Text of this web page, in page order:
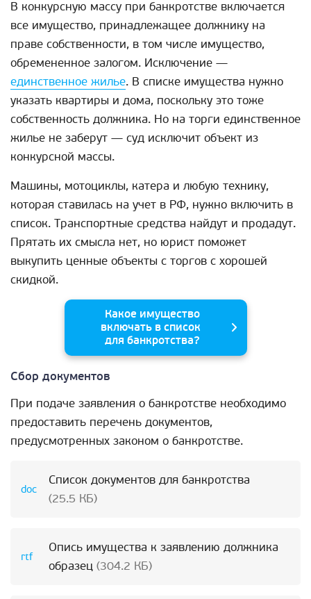
В конкурсную массу при банкротстве включается
все имущество, принадлежащее должнику на
праве собственности, в том числе имущество,
обремененное залогом. Исключение —
единственное жилье. В списке имущества нужно
указать квартиры и дома, поскольку это тоже
собственность должника. Но на торги единственное
жилье не заберут — суд исключит объект из
конкурсной массы.
Машины, мотоциклы, катера и любую технику,
которая ставилась на учет в РФ, нужно включить в
список. Транспортные средства найдут и продадут.
Прятать их смысла нет, но юрист поможет
выкупить ценные объекты с торгов с хорошей
скидкой.
Какое имущество
включать в список
для банкротства?
Сбор документов
При подаче заявления о банкротстве необходимо
предоставить перечень документов,
предусмотренных законом о банкротстве.
Список документов для банкротства
(25.5 КБ)
Опись имущества к заявлению должника
образец (304.2 КБ)